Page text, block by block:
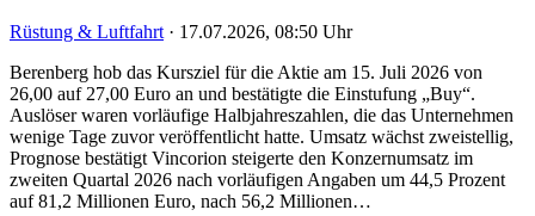
Rüstung & Luftfahrt · 17.07.2026, 08:50 Uhr
Berenberg hob das Kursziel für die Aktie am 15. Juli 2026 von
26,00 auf 27,00 Euro an und bestätigte die Einstufung „Buy“.
Auslöser waren vorläufige Halbjahreszahlen, die das Unternehmen
wenige Tage zuvor veröffentlicht hatte. Umsatz wächst zweistellig,
Prognose bestätigt Vincorion steigerte den Konzernumsatz im
zweiten Quartal 2026 nach vorläufigen Angaben um 44,5 Prozent
auf 81,2 Millionen Euro, nach 56,2 Millionen…